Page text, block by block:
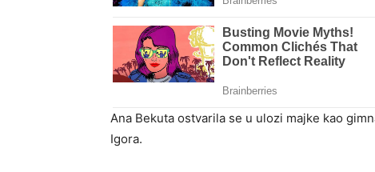
Ana Bekuta ostvarila se u ulozi majke kao
Igora.